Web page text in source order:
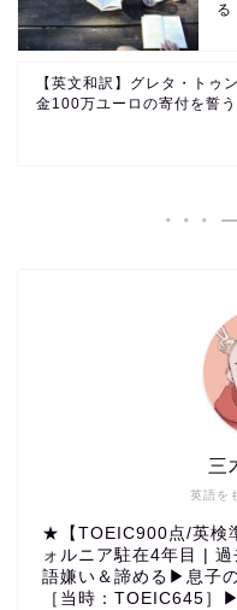
【英文和訳】グレタ・トゥ
金100万ユーロの寄付を誓
英語を
三
★【TOEIC900点/英検
ォルニア駐在4年目 |
語嫌い＆諦める▶︎息子
［当時：TOEIC645